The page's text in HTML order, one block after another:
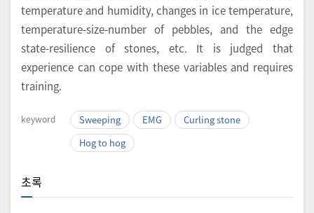
temperature and humidity, changes in ice temperature,
temperature-size-number of pebbles, and the edge
state-resilience of stones, etc. It is judged that
experience can cope with these variables and requires
training.
keyword Sweeping EMG
Curling stone
Hog to hog
초록